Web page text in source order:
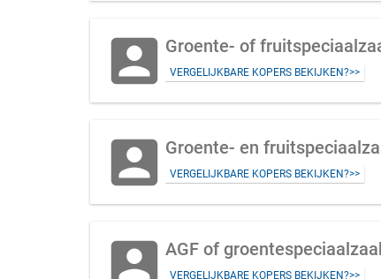
account_box Groente- of
VERGELIJKBARE KOPERS BEKIJKEN?>>
account_box Groente- en
VERGELIJKBARE KOPERS BEKIJKEN?>>
account_box AGF of
VERGELIJKBARE KOPERS BEKIJKEN?>>